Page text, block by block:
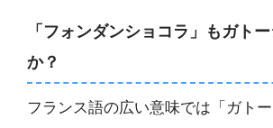
「フォンダンショコラ」もガト
か？
フランス語の広い意味では「ガト